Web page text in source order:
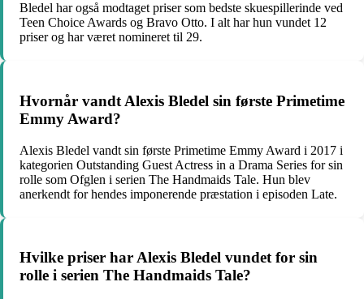
Bledel har også modtaget priser som bedste skuespillerinde ved
Teen Choice Awards og Bravo Otto. I alt har hun vundet 12
priser og har været nomineret til 29.
Hvornår vandt Alexis Bledel sin første Primetime
Emmy Award?
Alexis Bledel vandt sin første Primetime Emmy Award i 2017 i
kategorien Outstanding Guest Actress in a Drama Series for sin
rolle som Ofglen i serien The Handmaids Tale. Hun blev
anerkendt for hendes imponerende præstation i episoden Late.
Hvilke priser har Alexis Bledel vundet for sin
rolle i serien The Handmaids Tale?